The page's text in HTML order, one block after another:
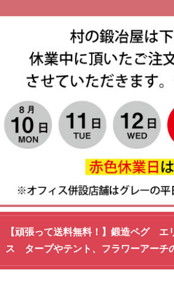
【頑張って送料無料！】鍛造ペグ
ス タープやテント、フラワーアーチ